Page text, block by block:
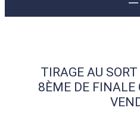
TIRAGE AU
8ÈME DE FINALE